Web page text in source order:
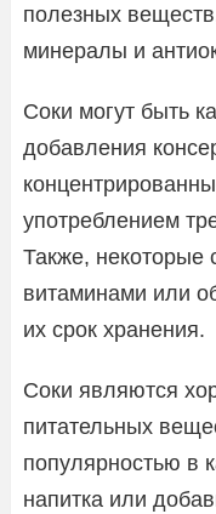
полезных
минералы и
Соки могут быть
добавления
употреблением
Также, некоторые
витаминами или
их срок хранения.
Соки являются
питательных
популярностью в
напитка или